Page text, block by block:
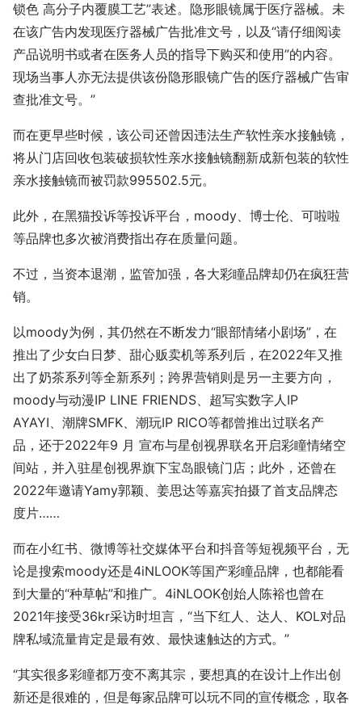
锁色 高分子内覆膜工艺”表述。隐形眼镜属于医疗器械。未
在该广告内发现医疗器械广告批准文号，以及“请仔细阅读
产品说明书或者在医务人员的指导下购买和使用”的内容。
现场当事人亦无法提供该份隐形眼镜广告的医疗器械广告审
查批准文号。”
而在更早些时候，该公司还曾因违法生产软性亲水接触镜，
将从门店回收包装破损软性亲水接触镜翻新成新包装的软性
亲水接触镜而被罚款995502.5元。
此外，在黑猫投诉等投诉平台，moody、博士伦、可啦啦
等品牌也多次被消费指出存在质量问题。
不过，当资本退潮，监管加强，各大彩瞳品牌却仍在疯狂营
销。
以moody为例，其仍然在不断发力“眼部情绪小剧场”，在
推出了少女白日梦、甜心贩卖机等系列后，在2022年又推
出了奶茶系列等全新系列；跨界营销则是另一主要方向，
moody与动漫IP LINE FRIENDS、超写实数字人IP
AYAYI、潮牌SMFK、潮玩IP RICO等都曾推出过联名产
品，还于2022年9 月 宣布与星创视界联名开启彩瞳情绪空
间站，并入驻星创视界旗下宝岛眼镜门店；此外，还曾在
2022年邀请Yamy郭颖、姜思达等嘉宾拍摄了首支品牌态
度片……
而在小红书、微博等社交媒体平台和抖音等短视频平台，无
论是搜索moody还是4iNLOOK等国产彩瞳品牌，也都能看
到大量的“种草帖”和推广。4iNLOOK创始人陈裕也曾在
2021年接受36kr采访时坦言，“当下红人、达人、KOL对品
牌私域流量肯定是最有效、最快速触达的方式。”
“其实很多彩瞳都万变不离其宗，要想真的在设计上作出创
新还是很难的，但是每家品牌可以玩不同的宣传概念，取各